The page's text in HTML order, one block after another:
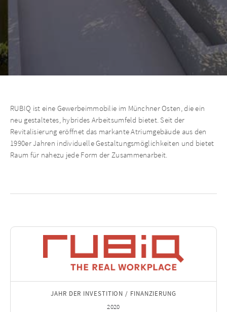
RUBIQ ist eine Gewerbeimmobilie im Münchner Osten, die ein
neu gestaltetes, hybrides Arbeitsumfeld bietet. Seit der
Revitalisierung eröffnet das markante Atriumgebäude aus den
1990er Jahren individuelle Gestaltungsmöglichkeiten und bietet
Raum für nahezu jede Form der Zusammenarbeit.
JAHR DER INVESTITION / FINANZIERUNG
2020